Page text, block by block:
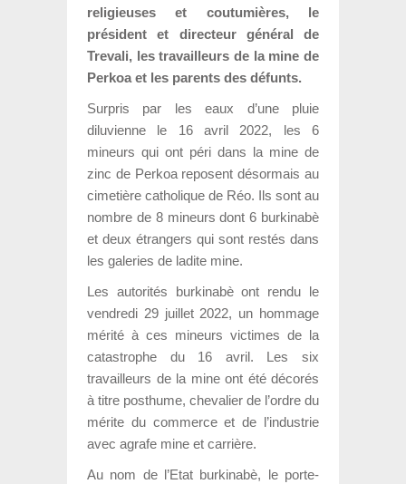
religieuses et coutumières, le
président et directeur général de
Trevali, les travailleurs de la mine de
Perkoa et les parents des défunts.
Surpris par les eaux d’une pluie
diluvienne le 16 avril 2022, les 6
mineurs qui ont péri dans la mine de
zinc de Perkoa reposent désormais au
cimetière catholique de Réo. Ils sont au
nombre de 8 mineurs dont 6 burkinabè
et deux étrangers qui sont restés dans
les galeries de ladite mine.
Les autorités burkinabè ont rendu le
vendredi 29 juillet 2022, un hommage
mérité à ces mineurs victimes de la
catastrophe du 16 avril. Les six
travailleurs de la mine ont été décorés
à titre posthume, chevalier de l’ordre du
mérite du commerce et de l’industrie
avec agrafe mine et carrière.
Au nom de l’Etat burkinabè, le porte-